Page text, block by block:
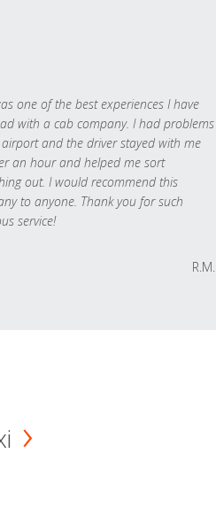
one of the best experiences I have
with a cab company. I had problems
and the driver stayed with me
an hour and helped me sort
out. I would recommend this
to anyone. Thank you for such
service!
R.M.